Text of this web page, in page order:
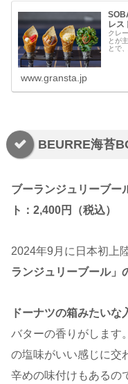
レス
クレ
とが
とで
www.gransta.jp
BEURRE海苔
ブーランジュリーブー
ト：2,400円（税込）
2024年9月に日本初上
ランジュリーブール」
ドーナツの箱みたい
バターの香りがします
の塩味がいい感じに交
辛めの味付けもあるの